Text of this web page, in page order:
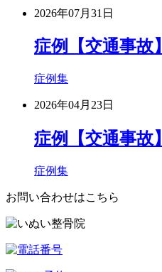
2026年07月31日
症例【交通事故】
症例集
2026年04月23日
症例【交通事故】
症例集
お問い合わせはこちら